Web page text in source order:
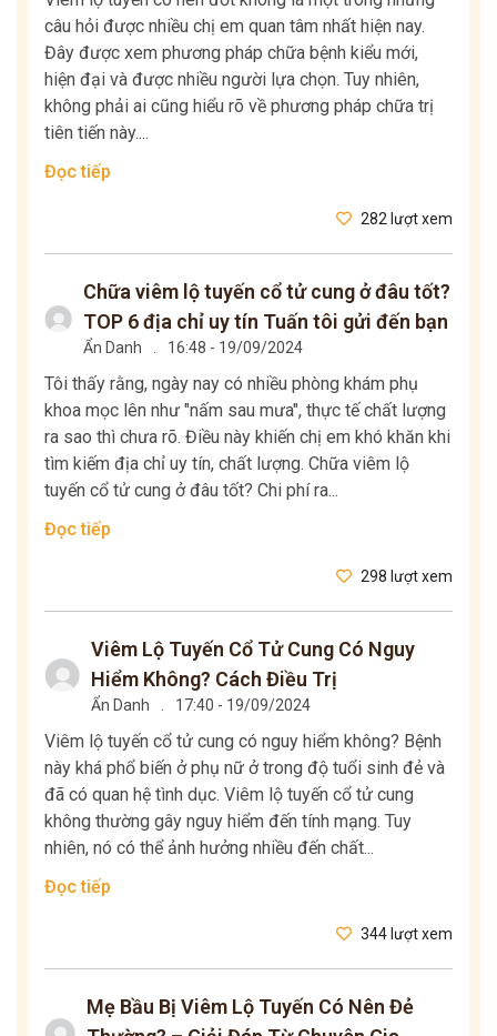
câu hỏi được nhiều chị em quan tâm nhất hiện nay.
Đây được xem phương pháp chữa bệnh kiểu mới,
hiện đại và được nhiều người lựa chọn. Tuy nhiên,
không phải ai cũng hiểu rõ về phương pháp chữa trị
tiên tiến này....
Đọc tiếp
282 lượt xem
Chữa viêm lộ tuyến cổ tử cung ở đâu tốt?
TOP 6 địa chỉ uy tín Tuấn tôi gửi đến bạn
Ẩn Danh 16:48 - 19/09/2024
Tôi thấy rằng, ngày nay có nhiều phòng khám phụ
khoa mọc lên như "nấm sau mưa", thực tế chất lượng
ra sao thì chưa rõ. Điều này khiến chị em khó khăn khi
tìm kiếm địa chỉ uy tín, chất lượng. Chữa viêm lộ
tuyến cổ tử cung ở đâu tốt? Chi phí ra...
Đọc tiếp
298 lượt xem
Viêm Lộ Tuyến Cổ Tử Cung Có Nguy
Hiểm Không? Cách Điều Trị
Ẩn Danh 17:40 - 19/09/2024
Viêm lộ tuyến cổ tử cung có nguy hiểm không? Bệnh
này khá phổ biến ở phụ nữ ở trong độ tuổi sinh đẻ và
đã có quan hệ tình dục. Viêm lộ tuyến cổ tử cung
không thường gây nguy hiểm đến tính mạng. Tuy
nhiên, nó có thể ảnh hưởng nhiều đến chất...
Đọc tiếp
344 lượt xem
Mẹ Bầu Bị Viêm Lộ Tuyến Có Nên Đẻ